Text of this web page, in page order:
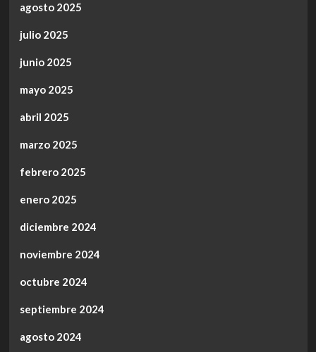
agosto 2025
julio 2025
junio 2025
mayo 2025
abril 2025
marzo 2025
febrero 2025
enero 2025
diciembre 2024
noviembre 2024
octubre 2024
septiembre 2024
agosto 2024